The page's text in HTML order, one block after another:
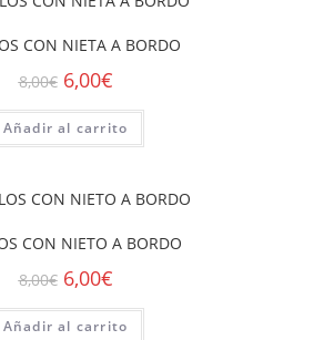
CON NIETA A BORDO
8,00€ 6,00€
Añadir al carrito
CON NIETO A BORDO
8,00€ 6,00€
Añadir al carrito